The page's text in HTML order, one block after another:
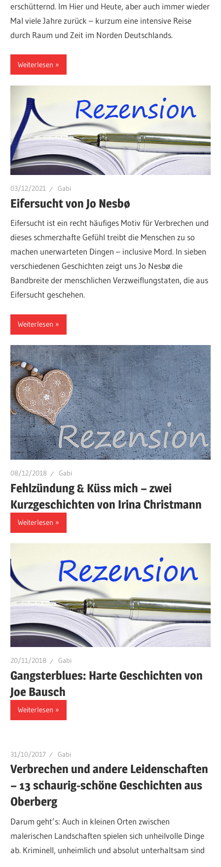
erschütternd. Im Hier und Heute, aber auch immer wieder
Mal viele Jahre zurück – kurzum eine intensive Reise
durch Raum und Zeit im Norden Deutschlands.
Weiterlesen
03/12/2021 Gabi
Eifersucht von Jo Nesbø
Eifersucht ist ein recht häufiges Motiv für Verbrechen und
dieses schmerzhafte Gefühl treibt die Menschen zu so
machen unerwarteten Dingen – inclusive Mord. In sieben
verschiedenen Geschichten zeigt uns Jo Nesbø die
Bandbreite der menschlichen Verzweiflungstaten, die aus
Eifersucht geschehen.
Weiterlesen
08/12/2018 Gabi
Fehlzündung & Küss mich – zwei
Kurzgeschichten von Irina Christmann
Weiterlesen
20/11/2018 Gabi
Gangsterblues: Harte Geschichten von
Joe Bausch
Weiterlesen
31/10/2017 Gabi
Verbrechen und andere Leidenschaften
– 13 schaurig-schöne Geschichten aus
Oberberg
Darum geht’s: Auch in kleinen Orten zwischen
malerischen Landschaften spielen sich unheilvolle Dinge
ab. Kriminell, unheimlich und absolut unterhaltsam sind